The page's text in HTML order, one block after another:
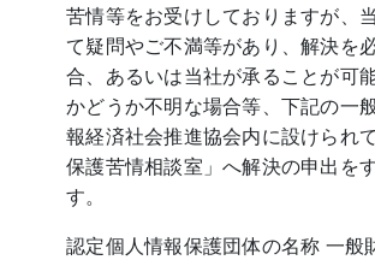
苦情等をお受けしておりますが、
て疑問やご不満等があり、解決を
合、あるいは当社が承ることが可
かどうか不明な場合等、下記の一
報経済社会推進協会内に設けられ
保護苦情相談室」へ解決の申出を
す。
認定個人情報保護団体の名称 一般